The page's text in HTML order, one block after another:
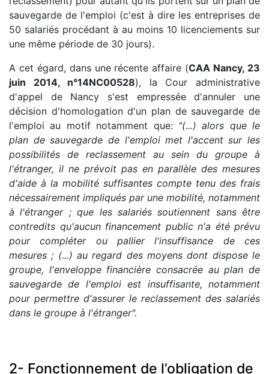
sauvegarde de l'emploi (c'est à dire les entreprises de
50 salariés procédant à au moins 10 licenciements sur
une même période de 30 jours).
A cet égard, dans une récente affaire (CAA Nancy, 23
juin 2014, n°14NC00528), la Cour administrative
d'appel de Nancy s'est empressée d'annuler une
décision d'homologation d'un plan de sauvegarde de
l'emploi au motif notamment que: "(...) alors que le
plan de sauvegarde de l'emploi met l'accent sur les
possibilités de reclassement au sein du groupe à
l'étranger, il ne prévoit pas en parallèle des mesures
d'aide à la mobilité suffisantes compte tenu des frais
nécessairement impliqués par une mobilité, notamment
à l'étranger ; que les salariés soutiennent sans être
contredits qu'aucun financement public n'a été prévu
pour compléter ou pallier l'insuffisance de ces
mesures ; (...) au regard des moyens dont dispose le
groupe, l'enveloppe financière consacrée au plan de
sauvegarde de l'emploi est insuffisante, notamment
pour permettre d'assurer le reclassement des salariés
dans le groupe à l'étranger".
2- Fonctionnement de l’obligation de